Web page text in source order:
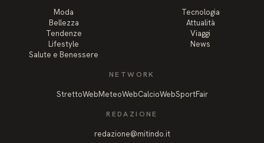
Moda
Bellezza
Tendenze
Lifestyle
Salute e Benessere
Tecnologia
Attualità
Viaggi
News
NETWORK
StrettoWebMeteoWebCalcioWebSportFair
REDAZIONE
redazione@mitindo.it